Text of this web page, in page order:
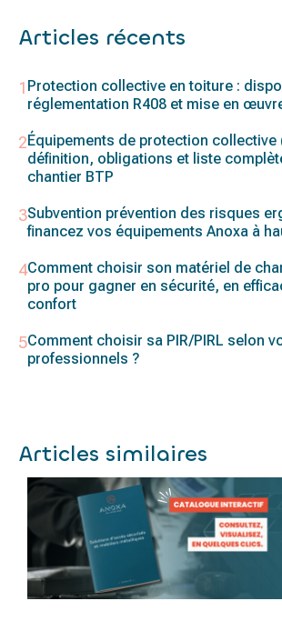
Articles récents
Protection collective en toiture :
réglementation R408 et mise en
Équipements de protection collective
définition, obligations et liste
chantier BTP
Subvention prévention des risques
financez vos équipements Anoxa à
Comment choisir son matériel de
pro pour gagner en sécurité, en
confort
Comment choisir sa PIR/PIRL selon
professionnels ?
Articles similaires